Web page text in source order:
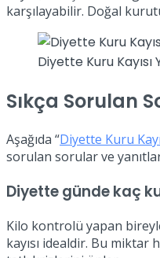
karşılayabilir. Doğal
Diyette Kuru Kayısı
Sıkça Sorulan
Aşağıda “Diyette Kuru
sorulan sorular ve
Diyette günde kaç
Kilo kontrolü yapan
kayısı idealdir. Bu miktar